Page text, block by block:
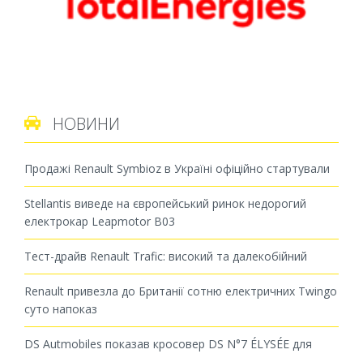
 НОВИНИ
Продажі Renault Symbioz в Україні офіційно стартували
Stellantis виведе на європейський ринок недорогий
електрокар Leapmotor B03
Тест-драйв Renault Trafic: високий та далекобійний
Renault привезла до Британії сотню електричних Twingo
суто напоказ
DS Autmobiles показав кросовер DS N°7 ÉLYSÉE для